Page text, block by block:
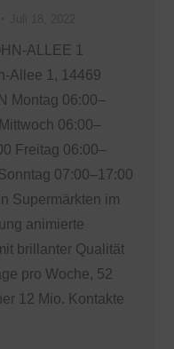
ALLEE 1
Allee 1, 14469
Montag 06:00–
06:00–
Freitag 06:00–
07:00–17:00
Supermärkten im
animierte
brillanter Qualität
pro Woche, 52
12 Mio. Kontakte